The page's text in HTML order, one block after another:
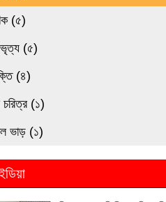
(৫)
ভৃত্য (৫)
(৪)
চরিত্র (১)
ভাড় (১)